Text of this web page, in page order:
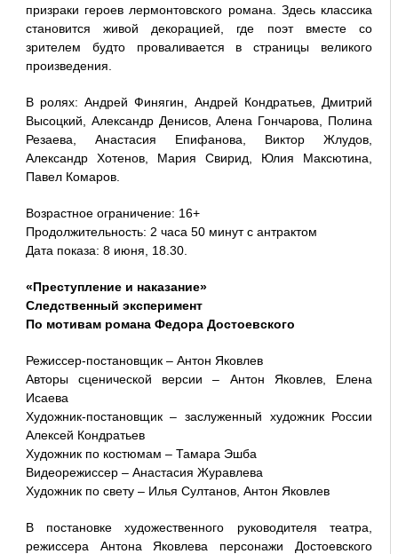
призраки героев лермонтовского романа. Здесь классика
становится живой декорацией, где поэт вместе со
зрителем будто проваливается в страницы великого
произведения.
В ролях: Андрей Финягин, Андрей Кондратьев, Дмитрий
Высоцкий, Александр Денисов, Алена Гончарова, Полина
Резаева, Анастасия Епифанова, Виктор Жлудов,
Александр Хотенов, Мария Свирид, Юлия Максютина,
Павел Комаров.
Возрастное ограничение: 16+
Продолжительность: 2 часа 50 минут с антрактом
Дата показа: 8 июня, 18.30.
«Преступление и наказание»
Следственный эксперимент
По мотивам романа Федора Достоевского
Режиссер-постановщик – Антон Яковлев
Авторы сценической версии – Антон Яковлев, Елена
Исаева
Художник-постановщик – заслуженный художник России
Алексей Кондратьев
Художник по костюмам – Тамара Эшба
Видеорежиссер – Анастасия Журавлева
Художник по свету – Илья Султанов, Антон Яковлев
В постановке художественного руководителя театра,
режиссера Антона Яковлева персонажи Достоевского